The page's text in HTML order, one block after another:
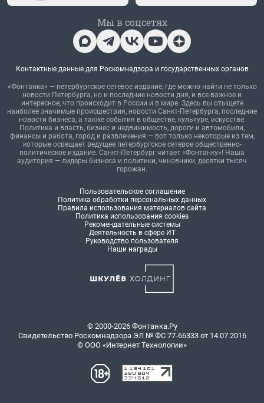
Мы в соцсетях
Контактные данные для Роскомнадзора и государственных органов
«Фонтанка» — петербургское сетевое издание, где можно найти не только
новости Петербурга, но и последние новости дня, и все важное и
интересное, что происходит в России и в мире. Здесь вы отыщете
наиболее значимые происшествия, новости Санкт-Петербурга, последние
новости бизнеса, а также события в обществе, культуре, искусстве.
Политика и власть, бизнес и недвижимость, дороги и автомобили,
финансы и работа, город и развлечения — вот только некоторые из тем,
которые освещает ведущее петербургское сетевое общественно-
политическое издание. Санкт-Петербург читает «Фонтанку»! Наша
аудитория — лидеры бизнеса и политики, чиновники, десятки тысяч
горожан.
Пользовательское соглашение
Политика обработки персональных данных
Правила использования материалов сайта
Политика использования cookies
Рекомендательные системы
Деятельность в сфере ИТ
Руководство пользователя
Наши награды
© 2000-2026 Фонтанка.Ру
Свидетельство Роскомнадзора ЭЛ № ФС 77-66333 от 14.07.2016
© ООО «Интернет Технологии»